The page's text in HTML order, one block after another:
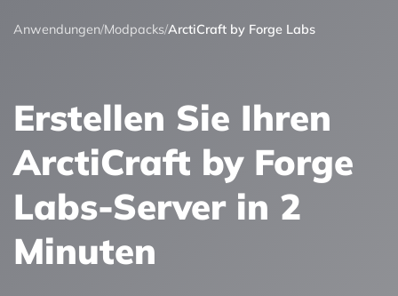
Anwendungen/Modpacks/ArctiCraft by Forge Labs
Erstellen Sie Ihren
ArctiCraft by Forge
Labs-Server in 2
Minuten